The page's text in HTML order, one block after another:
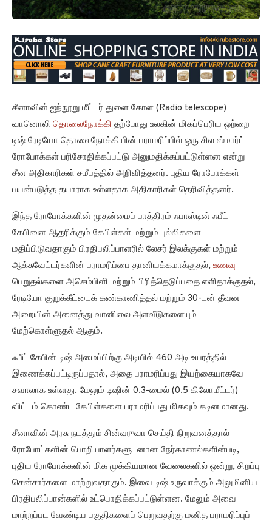
சீனாவின் ஐந்நூறு மீட்டர் துளை கோள (Radio telescope)
வானொலி தொலைநோக்கி தற்போது உலகின் மிகப்பெரிய ஒற்றை
டிஷ் ரேடியோ தொலைநோக்கியின் பராமரிப்பில் ஒரு சில ஸ்மார்ட்
ரோபோக்கள் பரிசோதிக்கப்பட்டு அனுமதிக்கப்பட்டுள்ளன என்று
சீன அதிகாரிகள் சமீபத்தில் அறிவித்தனர். புதிய ரோபோக்கள்
பயன்படுத்த தயாராக உள்ளதாக அதிகாரிகள் தெரிவித்தனர்.
இந்த ரோபோக்களின் முதன்மைப் பாத்திரம் ஃபாஸ்டின் ஃபீட்
கேபினை ஆதரிக்கும் கேபிள்கள் மற்றும் புல்லிகளை
மதிப்பிடுவதாகும் பிரதிபலிப்பாளரில் லேசர் இலக்குகள் மற்றும்
ஆக்சுவேட்டர்களின் பராமரிப்பை தானியக்கமாக்குதல், உணவு
பெறுதல்களை அசெம்பிளி மற்றும் பிரித்தெடுப்பதை எளிதாக்குதல்,
ரேடியோ குறுக்கீட்டைக் கண்காணித்தல் மற்றும் 30-டன் தீவன
அறையின் அனைத்து வானிலை அளவீடுகளையும்
மேற்கொள்ளுதல் ஆகும்.
ஃபீட் கேபின் டிஷ் அமைப்பிற்கு அடியில் 460 அடி உயரத்தில்
இணைக்கப்பட்டிருப்பதால், அதை பராமரிப்பது இயற்கையாகவே
சவாலாக உள்ளது. மேலும் டிஷின் 0.3-மைல் (0.5 கிலோமீட்டர்)
விட்டம் கொண்ட கேபிள்களை பராமரிப்பது மிகவும் கடினமானது.
சீனாவின் அரசு நடத்தும் சின்ஹுவா செய்தி நிறுவனத்தால்
ரோபோட்களின் பொறியாளர்களுடனான நேர்காணல்களின்படி,
புதிய ரோபோக்களின் மிக முக்கியமான வேலைகளில் ஒன்று, சிறப்பு
சென்சார்களை மாற்றுவதாகும். இவை டிஷ் உருவாக்கும் அலுமினிய
பிரதிபலிப்பான்களில் உட்பொதிக்கப்பட்டுள்ளன. மேலும் அவை
மாற்றப்பட வேண்டிய பகுதிகளைப் பெறுவதற்கு மனித பராமரிப்புப்